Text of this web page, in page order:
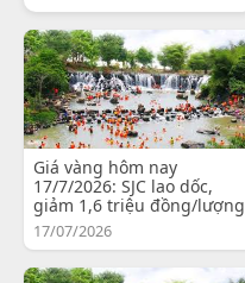
Giá vàng hôm nay
17/7/2026: SJC lao dốc,
giảm 1,6 triệu đồng/lượng
17/07/2026